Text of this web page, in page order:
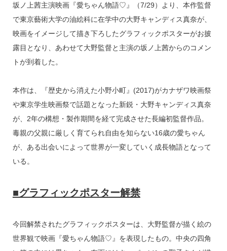
e
a
d
s
e
n
a
e
c
e
b
k
坂ノ上茜主演映画『愛ちゃん物語♡』（7/29）より、本作監督
で東京藝術大学の油絵科に在学中の大野キャンディス真奈が、
映画をイメージして描き下ろしたグラフィックポスターがお披
露目となり、あわせて大野監督と主演の坂ノ上茜からのコメン
トが到着した。
本作は、『歴史から消えた小野小町』(2017)がカナザワ映画祭
や東京学生映画祭で話題となった新鋭・大野キャンディス真奈
が、2年の構想・製作期間を経て完成させた長編初監督作品。
毒親の父親に厳しく育てられ自由を知らない16歳の愛ちゃん
が、ある出会いによって世界が一変していく成長物語となって
いる。
■グラフィックポスター解禁
今回解禁されたグラフィックポスターは、大野監督が描く絵の
世界観で映画『愛ちゃん物語♡』を表現したもの。中央の四角